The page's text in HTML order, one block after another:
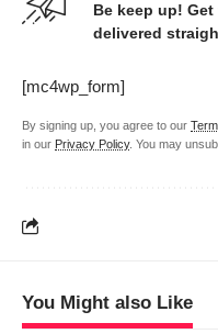
Be keep up!
delivered
[mc4wp_form]
By signing up, you agree to our
in our Privacy Policy. You may
You Might also Like